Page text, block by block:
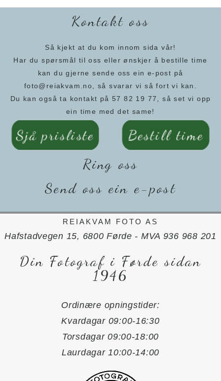
Kontakt oss
Så kjekt at du kom innom sida vår!
Har du spørsmål til oss eller ønskjer å bestille time
kan du gjerne sende oss ein e-post på
foto@reiakvam.no, så svarar vi så fort vi kan.
Du kan også ta kontakt på 57 82 19 77, så set vi opp
ein time med det same!
Sjå prisliste Bestill time
Ring oss
Send oss ein e-post
REIAKVAM FOTO AS
Hafstadvegen 15, 6800 Førde - MVA 936 968 201
Din Fotograf i Førde sidan
1946
Ordinære opningstider:
Kvardagar 09:00-16:30
Torsdagar 09:00-18:00
Laurdagar 10:00-14:00